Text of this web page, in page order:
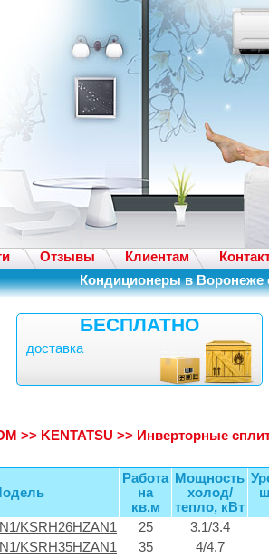
Отзывы Клиентам
Кондиционеры в Воронеже
БЕСПЛАТНО
доставка
>> KENTATSU >> Инверторные
Работа
на
кв.м
Мощность
холод/
тепло, кВт
KSRH26HZAN1
25 3.1/3.4
KSRH35HZAN1
35 4/4.7